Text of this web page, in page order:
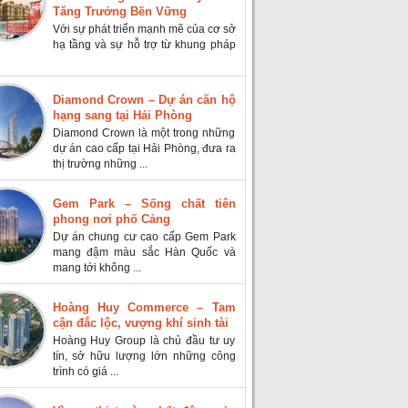
Tăng Trưởng Bền Vững
Với sự phát triển mạnh mẽ của cơ sở
hạ tầng và sự hỗ trợ từ khung pháp
Diamond Crown – Dự án căn hộ
hạng sang tại Hải Phòng
Diamond Crown là một trong những
dự án cao cấp tại Hải Phòng, đưa ra
thị trường những ...
Gem Park – Sống chất tiên
phong nơi phố Cảng
Dự án chung cư cao cấp Gem Park
mang đậm màu sắc Hàn Quốc và
mang tới không ...
Hoàng Huy Commerce – Tam
cận đắc lộc, vượng khí sinh tài
Hoàng Huy Group là chủ đầu tư uy
tín, sở hữu lượng lớn những công
trình có giá ...